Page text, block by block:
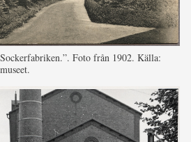
Foto från 1902. Källa: